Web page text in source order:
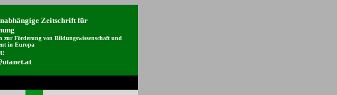
Zeitschrift für
Förderung von Bildungswissenschaft und
in Europa